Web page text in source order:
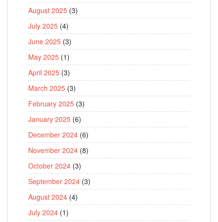
August 2025 (3)
July 2025 (4)
June 2025 (3)
May 2025 (1)
April 2025 (3)
March 2025 (3)
February 2025 (3)
January 2025 (6)
December 2024 (6)
November 2024 (8)
October 2024 (3)
September 2024 (3)
August 2024 (4)
July 2024 (1)